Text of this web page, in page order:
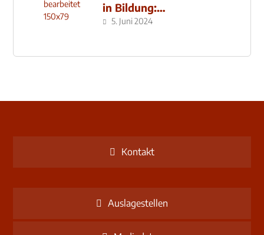
in Bildung:
Schulzentrum-Neubau
5. Juni 2024
Kontakt
Auslagestellen